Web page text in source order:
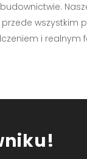
wszystkim
i realnym